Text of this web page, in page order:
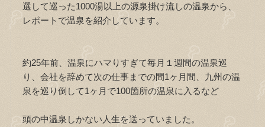
選して巡った1000湯以上の源泉掛け流しの温泉から、
レポートで温泉を紹介しています。
約25年前、温泉にハマりすぎて毎月１週間の温泉巡
り、会社を辞めて次の仕事までの間1ヶ月間、九州の温
泉を巡り倒して1ヶ月で100箇所の温泉に入るなど
頭の中温泉しかない人生を送っていました。